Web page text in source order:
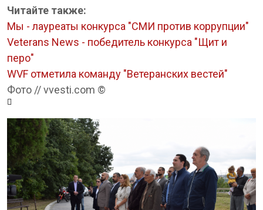
Читайте также:
Мы - лауреаты конкурса "СМИ против коррупции"
Veterans News - победитель конкурса "Щит и
перо"
WVF отметила команду "Ветеранских вестей"
Фото // vvesti.com ©